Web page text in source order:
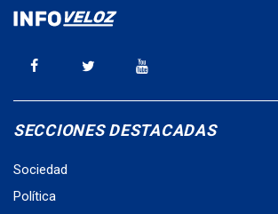
SECCIONES DESTACADAS
Sociedad
Política